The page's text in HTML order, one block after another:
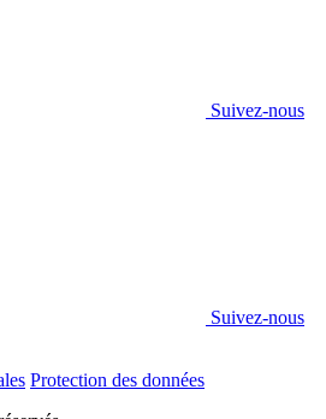
Suivez-nous
Suivez-nous
Protection des données